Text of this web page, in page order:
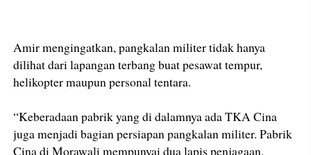
Amir mengingatkan, pangkalan militer tidak hanya
dilihat dari lapangan terbang buat pesawat tempur,
helikopter maupun personal tentara.
“Keberadaan pabrik yang di dalamnya ada TKA Cina
juga menjadi bagian persiapan pangkalan militer. Pabrik
Cina di Morawali mempunyai dua lapis penjagaan.